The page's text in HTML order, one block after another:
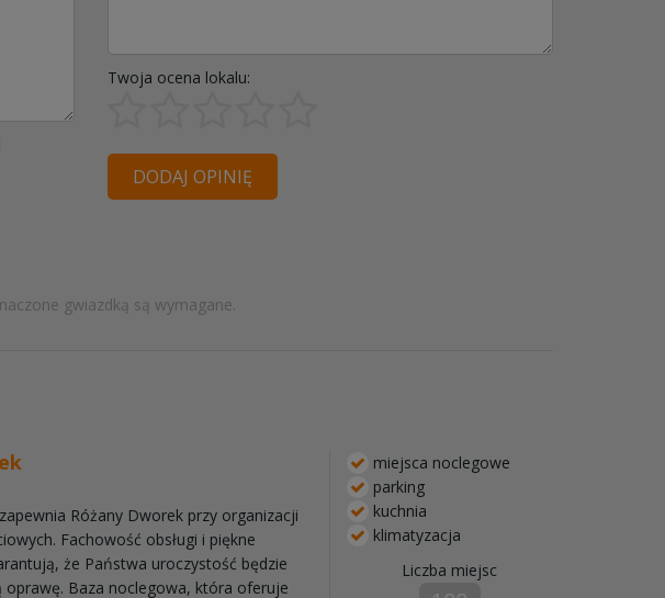
Twoja ocena lokalu:
DODAJ OPINIĘ
gwiazdką są wymagane.
Różany Dworek przy organizacji
Fachowość obsługi i piękne
że Państwa uroczystość będzie
oprawę. Baza noclegowa, która oferuje
miejsca noclegowe
parking
kuchnia
klimatyzacja
Liczba miejsc